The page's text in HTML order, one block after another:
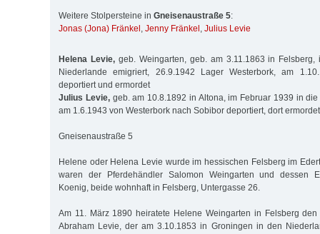
Weitere Stolpersteine in Gneisenaustraße 5:
Jonas (Jona) Fränkel , Jenny Fränkel , Julius Levie
Helena Levie,geb. Weingarten, geb. am 3.11.1863 in
Niederlande emigriert, 26.9.1942 Lager Westerbork, am
deportiert und ermordet
Julius Levie,geb. am 10.8.1892 in Altona, im Februar 1939 in
am 1.6.1943 von Westerbork nach Sobibor deportiert, dort
Gneisenaustraße 5
Helene oder Helena Levie wurde im hessischen Felsberg im
waren der Pferdehändler Salomon Weingarten und dessen
Koenig, beide wohnhaft in Felsberg, Untergasse 26.
Am 11. März 1890 heiratete Helene Weingarten in Felsberg
Abraham Levie, der am 3.10.1853 in Groningen in den